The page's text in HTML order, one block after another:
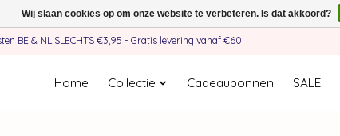
BE & NL SLECHTS €3,95 - Gratis levering vanaf €60
Home Collectie Cadeaubonnen SALE
Wij slaan cookies op om onze website te verbeteren. Is dat akkoord?